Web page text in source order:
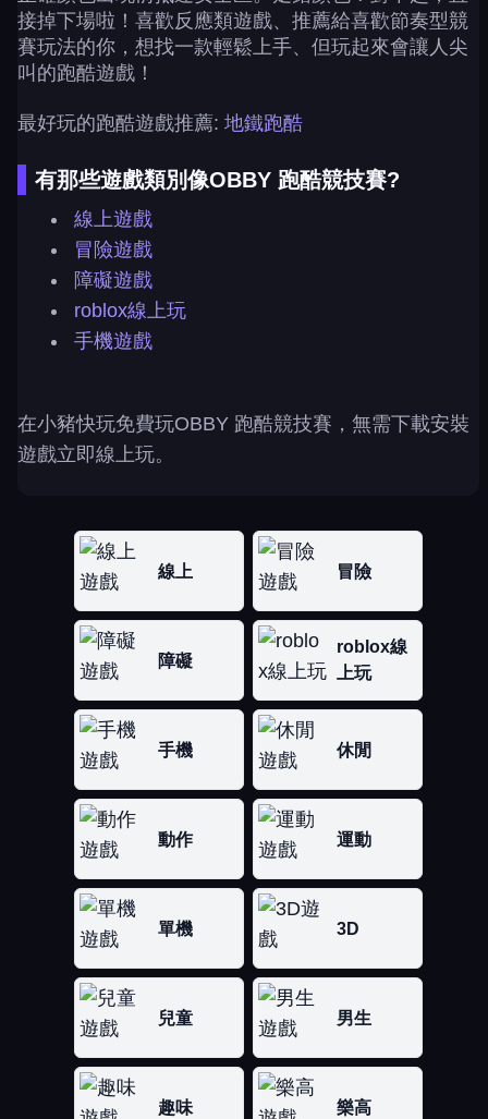
接掉下場啦！喜歡反應類遊戲、推薦給喜歡節奏型競
賽玩法的你，想找一款輕鬆上手、但玩起來會讓人尖
叫的跑酷遊戲！
最好玩的跑酷遊戲推薦: 地鐵跑酷
有那些遊戲類別像OBBY 跑酷競技賽?
線上遊戲
冒險遊戲
障礙遊戲
roblox線上玩
手機遊戲
在小豬快玩免費玩OBBY 跑酷競技賽，無需下載安裝
遊戲立即線上玩。
線上 冒險
障礙
roblox線
上玩
手機 休閒
動作 運動
單機 3D
兒童 男生
趣味 樂高